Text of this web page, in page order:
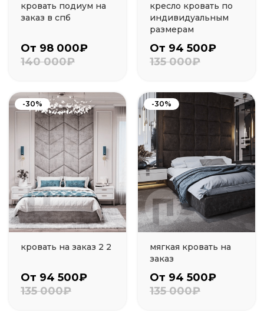
кровать подиум на
заказ в спб
От 98 000₽
140 000₽
кресло кровать по
индивидуальным
размерам
От 94 500₽
135 000₽
-30%
кровать на заказ 2 2
От 94 500₽
135 000₽
-30%
мягкая кровать на
заказ
От 94 500₽
135 000₽